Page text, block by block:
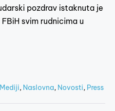
pozdrav istaknuta je
svim rudnicima u
Mediji, Naslovna, Novosti, Press